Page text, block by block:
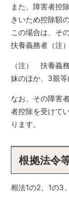
また、障害者控
きいため控除額
この場合は、そ
扶養義務者（注
（注） 扶養義
妹のほか、3親等
なお、その障害
者控除を受けて
ります。
根拠法令
相法1の2、1の3